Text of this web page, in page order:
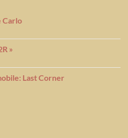
Carlo
»
Last Corner